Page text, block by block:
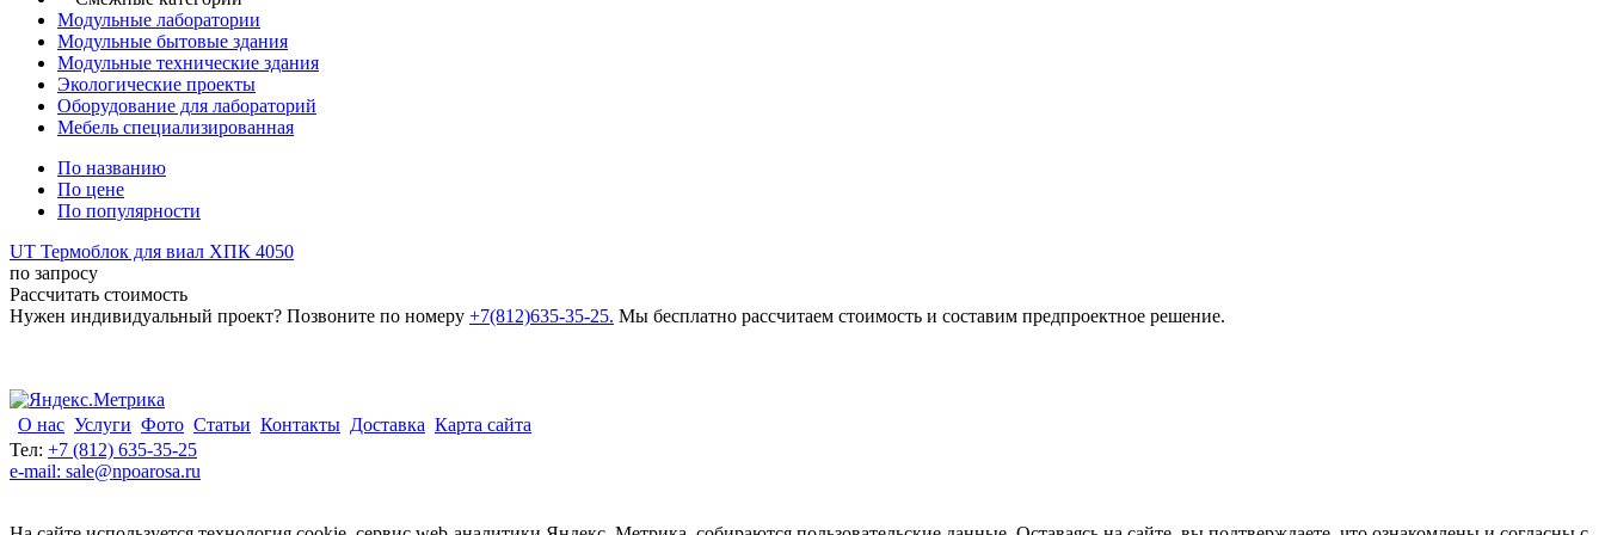
Модульные лаборатории
Модульные бытовые здания
Модульные технические здания
Экологические проекты
Оборудование для лабораторий
Мебель специализированная
По названию
По цене
По популярности
UT Термоблок для виал ХПК 4050
по запросу
Рассчитать стоимость
Нужен индивидуальный проект? Позвоните по номеру +7(812)635-35-25. Мы бесплатно рассчитаем стоимость и составим предпроектное решение.
О нас Услуги Фото Статьи Контакты Доставка Карта сайта
Тел: +7 (812) 635-35-25
e-mail: sale@npoarosa.ru